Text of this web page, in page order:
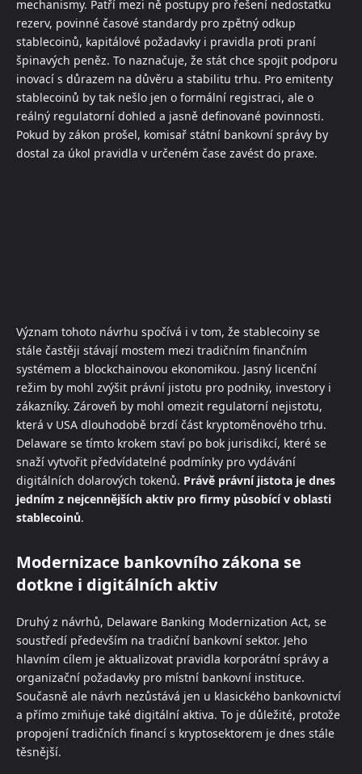
mechanismy. Patří mezi ně postupy pro řešení nedostatku
rezerv, povinné časové standardy pro zpětný odkup
stablecoinů, kapitálové požadavky i pravidla proti praní
špinavých peněz. To naznačuje, že stát chce spojit podporu
inovací s důrazem na důvěru a stabilitu trhu. Pro emitenty
stablecoinů by tak nešlo jen o formální registraci, ale o
reálný regulatorní dohled a jasně definované povinnosti.
Pokud by zákon prošel, komisař státní bankovní správy by
dostal za úkol pravidla v určeném čase zavést do praxe.
Význam tohoto návrhu spočívá i v tom, že stablecoiny se
stále častěji stávají mostem mezi tradičním finančním
systémem a blockchainovou ekonomikou. Jasný licenční
režim by mohl zvýšit právní jistotu pro podniky, investory i
zákazníky. Zároveň by mohl omezit regulatorní nejistotu,
která v USA dlouhodobě brzdí část kryptoměnového trhu.
Delaware se tímto krokem staví po bok jurisdikcí, které se
snaží vytvořit předvídatelné podmínky pro vydávání
digitálních dolarových tokenů. Právě právní jistota je dnes
jedním z nejcennějších aktiv pro firmy působící v oblasti
stablecoinů.
Modernizace bankovního zákona se
dotkne i digitálních aktiv
Druhý z návrhů, Delaware Banking Modernization Act, se
soustředí především na tradiční bankovní sektor. Jeho
hlavním cílem je aktualizovat pravidla korporátní správy a
organizační požadavky pro místní bankovní instituce.
Současně ale návrh nezůstává jen u klasického bankovnictví
a přímo zmiňuje také digitální aktiva. To je důležité, protože
propojení tradičních financí s kryptosektorem je dnes stále
těsnější.